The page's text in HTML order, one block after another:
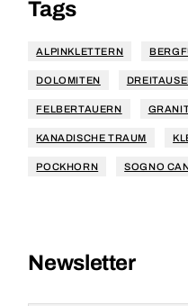
Tags
ALPINKLETTERN
DOLOMITEN
FELBERTAUERN
KANADISCHE TRAUM
POCKHORN SOGNO
Newsletter